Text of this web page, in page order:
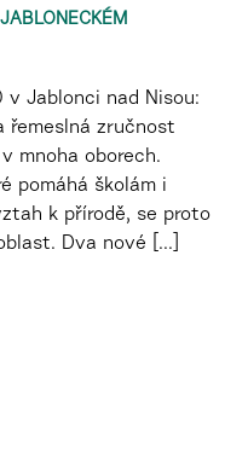
Jablonci nad Nisou:
řemeslná zručnost
mnoha oborech.
pomáhá školám i
k přírodě, se proto
Dva nové [...]